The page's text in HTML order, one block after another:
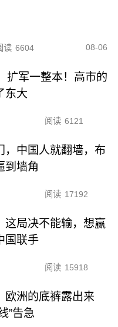
读 6604 08-06
扩军一整本！高市的
东大
阅读 6121
，中国人就翻墙，布
到墙角
阅读 17192
这局决不能输，想赢
国联手
阅读 15918
欧洲的底裤露出来
”告急